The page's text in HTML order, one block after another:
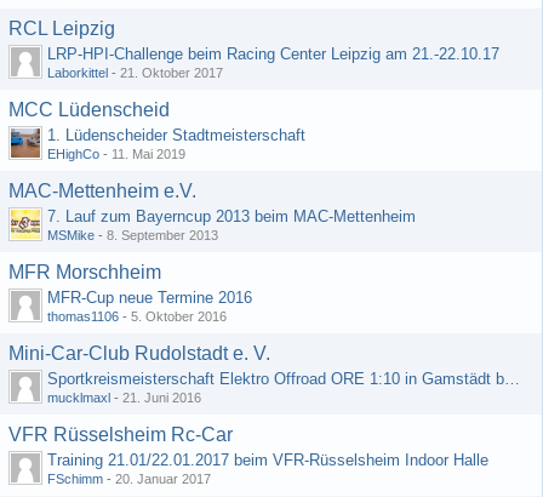
RCL Leipzig
LRP-HPI-Challenge beim Racing Center Leipzig am 21.-22.10.17
Laborkittel - 21. Oktober 2017
MCC Lüdenscheid
1. Lüdenscheider Stadtmeisterschaft
EHighCo - 11. Mai 2019
MAC-Mettenheim e.V.
7. Lauf zum Bayerncup 2013 beim MAC-Mettenheim
MSMike - 8. September 2013
MFR Morschheim
MFR-Cup neue Termine 2016
thomas1106 - 5. Oktober 2016
Mini-Car-Club Rudolstadt e. V.
Sportkreismeisterschaft Elektro Offroad ORE 1:10 in Gamstädt bei Erfurt, Outdoor mit Indoor Ausweichmöglichkeit!!!
mucklmaxl - 21. Juni 2016
VFR Rüsselsheim Rc-Car
Training 21.01/22.01.2017 beim VFR-Rüsselsheim Indoor Halle
FSchimm - 20. Januar 2017